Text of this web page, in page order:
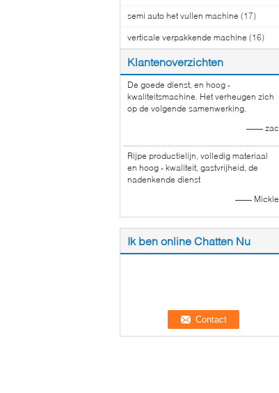
semi auto het vullen machine (17)
verticale verpakkende machine (16)
Klantenoverzichten
De goede dienst, en hoog -
kwaliteitsmachine. Het verheugen zich
op de volgende samenwerking.
—— zac
Rijpe productielijn, volledig materiaal
en hoog - kwaliteit, gastvrijheid, de
nadenkende dienst
—— Mickle
Ik ben online Chatten Nu